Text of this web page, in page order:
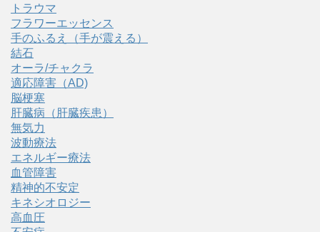
トラウマ
フラワーエッセンス
手のふるえ（手が震える）
結石
オーラ/チャクラ
適応障害（AD)
脳梗塞
肝臓病（肝臓疾患）
無気力
波動療法
エネルギー療法
血管障害
精神的不安定
キネシオロジー
高血圧